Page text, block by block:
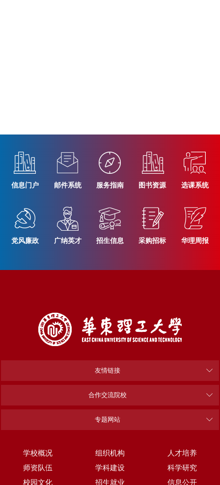
信息门户 邮件系统 服务指南 图书资源 选课系统
党风廉政 广纳英才 招生信息 采购招标 华理周报
友情链接
合作交流院校
专题网站
学校概况 组织机构
人才培养
师资队伍
学科建设
科学研究
校园文化
招生就业 信息公开